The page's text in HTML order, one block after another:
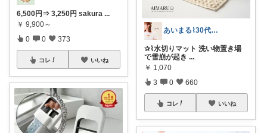
6,500円⇒ 3,250円 sakura ...
￥ 9,900～
0 0 373
コレ いいね
あいまる⌇30代ワーママの暮らしと育児
✰⌇水切りマット 洗い物置き場
で雪崩が起き ...
￥ 1,070
3 0 660
コレ いいね